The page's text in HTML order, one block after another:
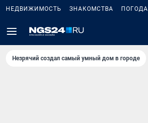
НЕДВИЖИМОСТЬ ЗНАКОМСТВА ПОГОДА
Незрячий создал самый умный дом в городе